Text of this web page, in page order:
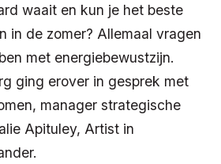
waait en kun je het beste
in de zomer? Allemaal vragen
met energiebewustzijn.
ging erover in gesprek met
manager strategische
Apituley, Artist in